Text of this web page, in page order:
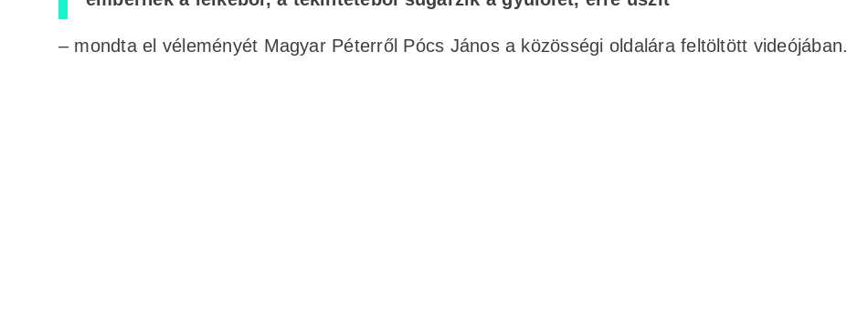
– mondta el véleményét Magyar Péterről Pócs János a közösségi oldalára feltöltött videójában.